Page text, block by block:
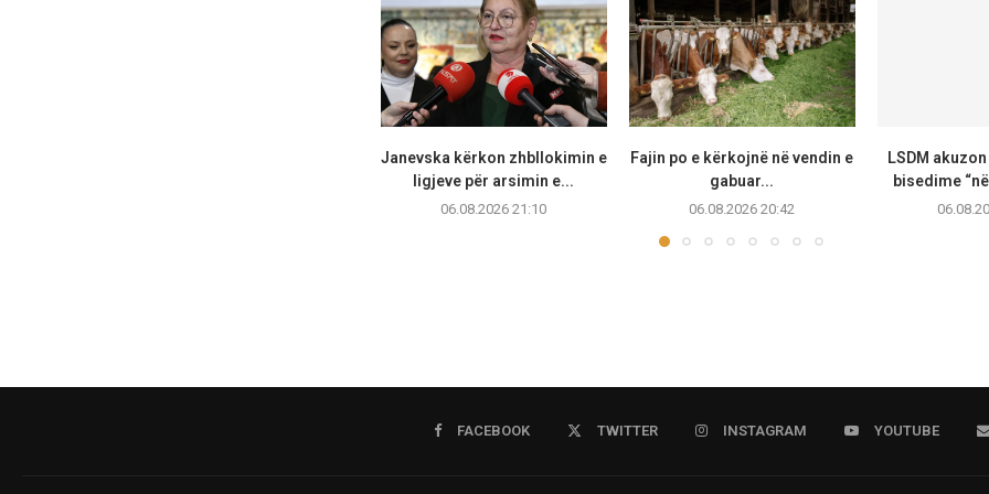
Janevska kërkon zhbllokimin e
ligjeve për arsimin e...
06.08.2026 21:10
Fajin po e kërkojnë në vendin e
gabuar...
06.08.2026 20:42
LSDM
bisedime
FACEBOOK TWITTER INSTAGRAM YOUTUBE